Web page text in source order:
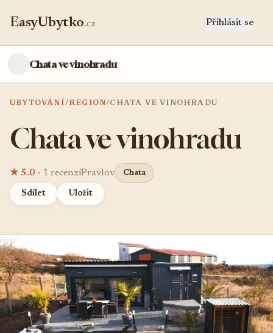
EasyUbytko.cz Přihlásit se
Chata ve vinohradu
UBYTOVÁNÍ/REGION/CHATA VE VINOHRADU
Chata ve vinohradu
★ 5.0 · 1 recenzíPravlov Chata
Sdílet Uložit